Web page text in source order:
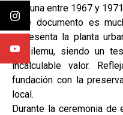
comuna entre 1967 y
Este documento es
representa la planta
Pichilemu, siendo un
incalculable valor.
fundación con la
local.
Durante la ceremonia de